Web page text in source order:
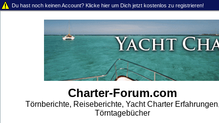
Du hast noch keinen Account? Klicke hier um Dich jetzt kostenlos zu registrieren!
Charter-Forum.com
Törnberichte, Reiseberichte, Yacht Charter
Törntagebücher